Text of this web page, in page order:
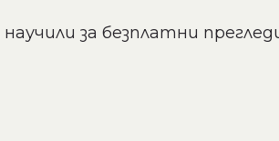
за безплатни